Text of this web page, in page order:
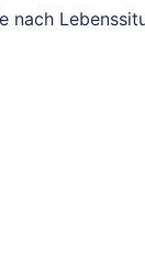
nach